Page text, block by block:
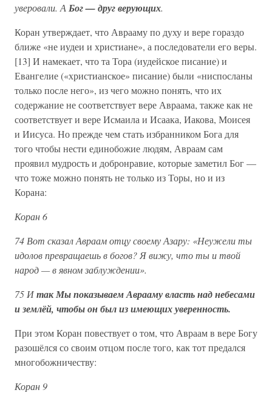
уверовали. А Бог — друг верующих.
Коран утверждает, что Аврааму по духу и вере гораздо
ближе «не иудеи и христиане», а последователи его веры.
[13] И намекает, что та Тора (иудейское писание) и
Евангелие («христианское» писание) были «ниспосланы
только после него», из чего можно понять, что их
содержание не соответствует вере Авраама, также как не
соответствует и вере Исмаила и Исаака, Иакова, Моисея
и Иисуса. Но прежде чем стать избранником Бога для
того чтобы нести единобожие людям, Авраам сам
проявил мудрость и добронравие, которые заметил Бог —
что тоже можно понять не только из Торы, но и из
Корана:
Коран 6
74 Вот сказал Авраам отцу своему Азару: «Неужели ты
идолов превращаешь в богов? Я вижу, что ты и твой
народ — в явном заблуждении».
75 Итак Мы показываем Аврааму власть над небесами
и землёй, чтобы он был из имеющих уверенность.
При этом Коран повествует о том, что Авраам в вере Богу
разошёлся со своим отцом после того, как тот предался
многобожничеству:
Коран 9